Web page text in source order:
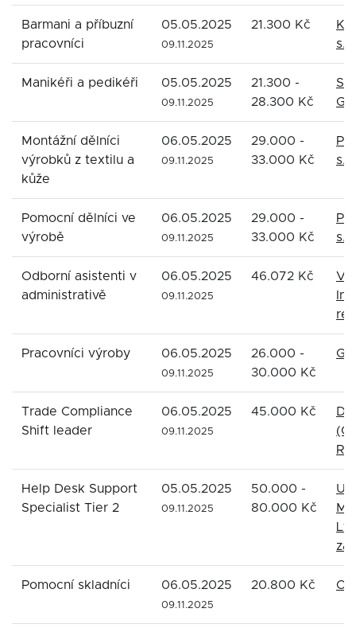
Barmani a příbuzní
pracovníci
05.05.2025
09.11.2025
21.300 Kč
Manikéři a pedikéři 05.05.2025
09.11.2025
21.300 -
28.300 Kč
Montážní dělníci
výrobků z textilu a
kůže
06.05.2025
09.11.2025
29.000 -
33.000 Kč
Pomocní dělníci ve
výrobě
06.05.2025
09.11.2025
29.000 -
33.000 Kč
Odborní asistenti v
administrativě
06.05.2025
09.11.2025
46.072 Kč
Pracovníci výroby 06.05.2025
09.11.2025
26.000 -
30.000 Kč
Trade Compliance
Shift leader
06.05.2025
09.11.2025
45.000 Kč
Help Desk Support
Specialist Tier 2
05.05.2025
09.11.2025
50.000 -
80.000 Kč
Pomocní skladníci 06.05.2025
09.11.2025
20.800 Kč